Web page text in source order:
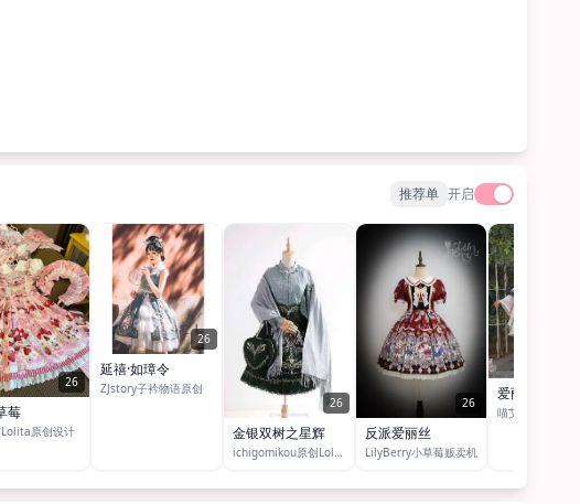
推荐单 开启
26
莓
原创设计
26
延禧·如璋令
ZJstory子衿物语原创
26
金银双树之星辉
ichigomikou原创Lolita洋装设计（草叔家）
26
反派爱丽丝
LilyBerry小草莓贩卖机
爱丽丝梦境
喵艾卿